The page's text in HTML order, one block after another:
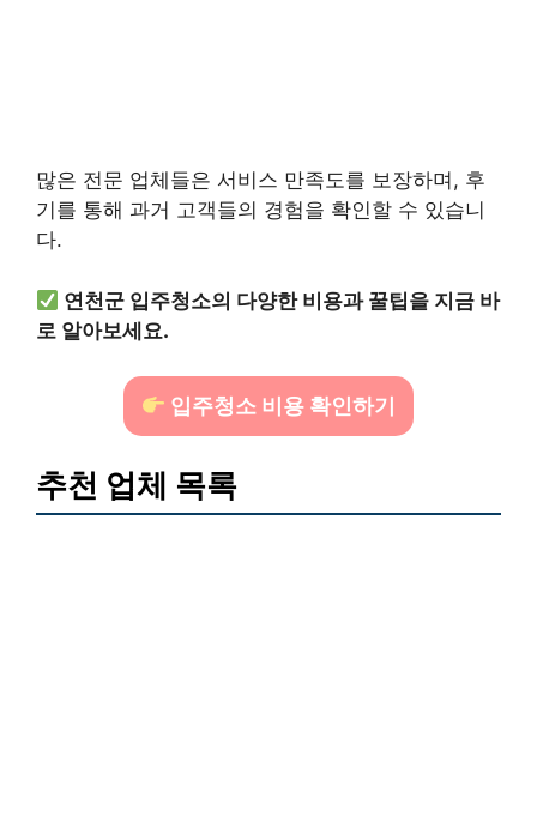
많은 전문 업체들은 서비스 만족도를 보장하며, 후
기를 통해 과거 고객들의 경험을 확인할 수 있습니
다.
연천군 입주청소의 다양한 비용과 꿀팁을 지금 바
로 알아보세요.
입주청소 비용 확인하기
추천 업체 목록